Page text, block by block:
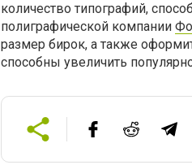
количество типографий,
полиграфической компании
размер бирок, а также
способны увеличить